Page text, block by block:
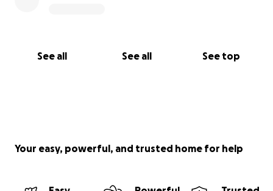
See all See all See top
Your easy, powerful, and trusted home for help